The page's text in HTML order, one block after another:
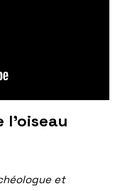
l’oiseau
et